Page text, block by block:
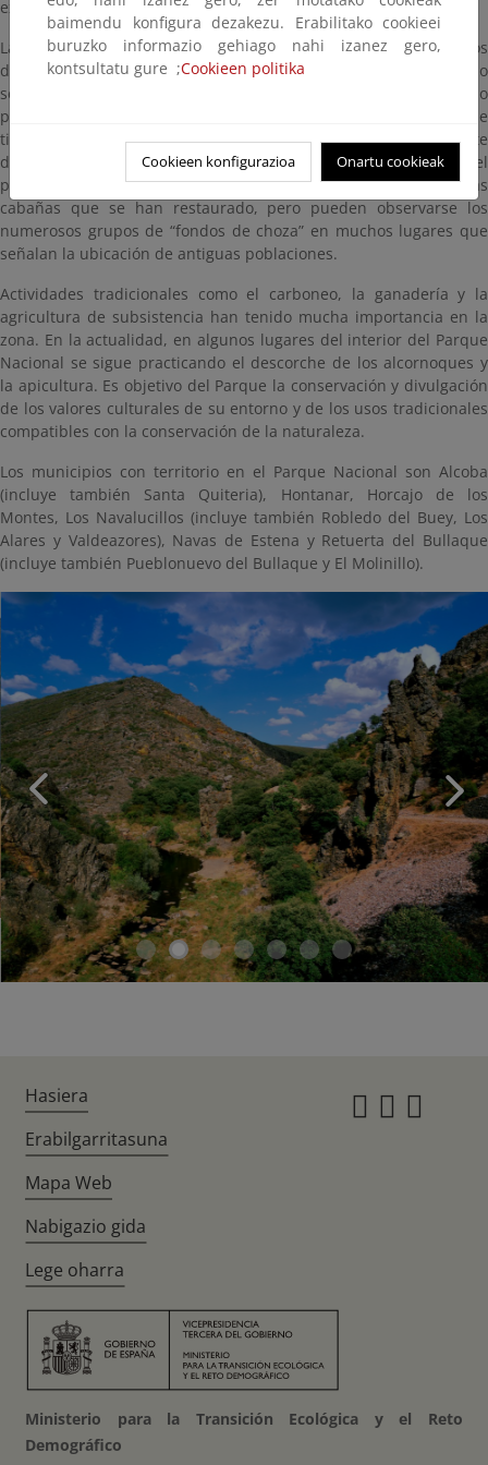
existentes en los Montes de Toledo.
La presencia del hombre en el Parque es muy antigua. Los restos
de los primeros pobladores que se han encontrado en el entorno
se remontan al Paleolítico Inferior. También se han localizado
pequeños poblados de la Edad de Bronce. El hombre, desde
tiempo inmemorial, ha vivido en chozas o cabañas. Precisamente
de las cabañas de pastores y carboneros ha tomado el nombre el
paraje y el propio Parque: Cabañeros. Hoy únicamente quedan las
cabañas que se han restaurado, pero pueden observarse los
numerosos grupos de “fondos de choza” en muchos lugares que
señalan la ubicación de antiguas poblaciones.
Actividades tradicionales como el carboneo, la ganadería y la
agricultura de subsistencia han tenido mucha importancia en la
zona. En la actualidad, en algunos lugares del interior del Parque
Nacional se sigue practicando el descorche de los alcornoques y
la apicultura. Es objetivo del Parque la conservación y divulgación
de los valores culturales de su entorno y de los usos tradicionales
compatibles con la conservación de la naturaleza.
Los municipios con territorio en el Parque Nacional son Alcoba
(incluye también Santa Quiteria), Hontanar, Horcajo de los
Montes, Los Navalucillos (incluye también Robledo del Buey, Los
Alares y Valdeazores), Navas de Estena y Retuerta del Bullaque
(incluye también Pueblonuevo del Bullaque y El Molinillo).
baimendu konfigura dezakezu. Erabilitako cookieei
buruzko informazio gehiago nahi izanez gero,
kontsultatu gure ;Cookieen politika
Cookieen konfigurazioa Onartu cookieak
Hasiera
Erabilgarritasuna
Mapa Web
Nabigazio gida
Lege oharra
Ministerio para la Transición Ecológica y el Reto
Demográfico